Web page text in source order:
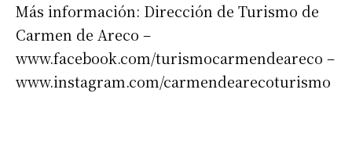
Más información: Dirección de Turismo de
Carmen de Areco –
www.facebook.com/turismocarmendeareco –
www.instagram.com/carmendearecoturismo